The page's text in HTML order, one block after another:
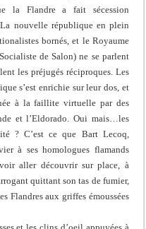
la Flandre a fait sécession
nouvelle république en plein
bornés, et le Royaume
de Salon) ne se parlent
les préjugés réciproques. Les
s’est enrichie sur leur dos, et
à la faillite virtuelle par des
et l’Eldorado. Oui mais…les
? C’est ce que Bart Lecoq,
à ses homologues flamands
aller découvrir sur place, à
quittant son tas de fumier,
Flandres aux griffes émoussées